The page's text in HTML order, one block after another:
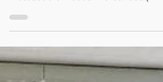
zur Saison
2025/2026
trafen sich die Schiedsrichter des
Westlausitzer Fußball Verbandes